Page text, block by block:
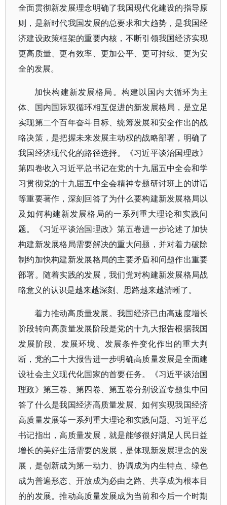
全面贯彻新发展理念明确了我国现代化建设的指导原
则，是新时代我国发展的总要求和大趋势，是我国经
济建设政策框架的重要内核，不断引领我国经济实现
更高质量、更有效率、更加公平、更可持续、更为安
全的发展。
加快构建新发展格局。构建以国内大循环为主
体、国内国际双循环相互促进的新发展格局，是立足
实现第二个百年奋斗目标、统筹发展和安全作出的战
略决策，是把握未来发展主动权的战略部署，明确了
我国经济现代化的路径选择。《习近平谈治国理政》
第四卷收入习近平总书记在党的十九届五中全会和学
习贯彻党的十九届五中全会精神专题研讨班上的讲话
等重要著作，深刻回答了为什么要构建新发展格局以
及如何构建新发展格局的一系列重大理论和实践问
题。《习近平谈治国理政》第五卷进一步论述了加快
构建新发展格局需要解决的重大问题，并对着力破除
制约加快构建新发展格局的主要矛盾和问题作出重要
部署。随着实践的发展，我们党对构建新发展格局战
略意义的认识是越来越深刻、思路越来越清晰了。
着力推动高质量发展。我国经济已由高速度增长
阶段转向高质量发展阶段是党的十九大报告根据我国
发展阶段、发展环境、发展条件变化作出的重大判
断，党的二十大报告进一步明确高质量发展是全面建
设社会主义现代化国家的首要任务。《习近平谈治国
理政》第三卷、第四卷、第五卷分别设置专题集中回
答了什么是我国经济高质量发展、如何实现我国经济
高质量发展等一系列重大理论和实践问题。习近平总
书记指出，高质量发展，就是能够很好满足人民日益
增长的美好生活需要的发展，是体现新发展理念的发
展，是创新成为第一动力、协调成为内生特点、绿色
成为普遍形态、开放成为必由之路、共享成为根本目
的的发展。推动高质量发展成为当前和今后一个时期